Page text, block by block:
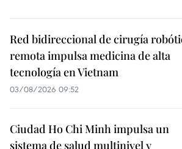
Red bidireccional de cirugía
remota impulsa medicina de alta
tecnología en Vietnam
03/08/2026 09:52
Ciudad Ho Chi Minh impulsa un
sistema de salud multinivel y